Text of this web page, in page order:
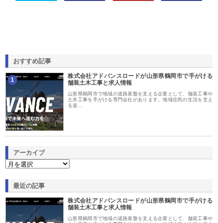
おすすめ記事
1
株式会社アドバンスロードが山形県鶴岡市で手がける
舗装土木工事と求人情報
山形県鶴岡市で地域の道路基盤を支える企業として、舗装工事や
土木工事を手がける専門会社があります。地域住民の生活を支え
る道…
アーカイブ
最近の記事
株式会社アドバンスロードが山形県鶴岡市で手がける
舗装土木工事と求人情報
山形県鶴岡市で地域の道路基盤を支える企業として、舗装工事や